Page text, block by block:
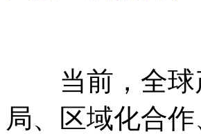
当前，全球
局、区域化合